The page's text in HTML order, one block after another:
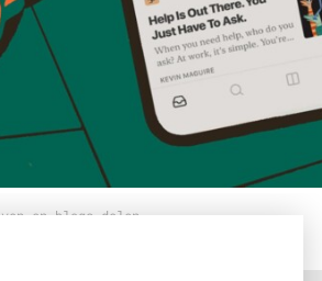
en blogs delen